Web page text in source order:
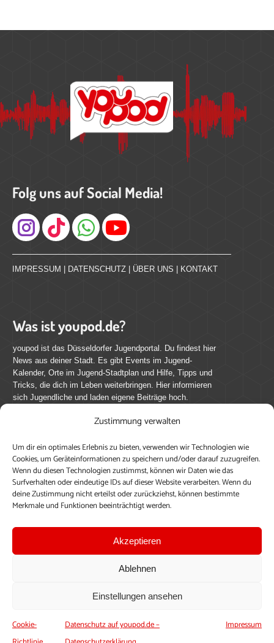
Zustimmung verwalten
Um dir ein optimales Erlebnis zu bieten, verwenden wir Technologien wie
Cookies, um Geräteinformationen zu speichern und/oder darauf zuzugreifen.
Wenn du diesen Technologien zustimmst, können wir Daten wie das
Surfverhalten oder eindeutige IDs auf dieser Website verarbeiten. Wenn du
deine Zustimmung nicht erteilst oder zurückziehst, können bestimmte
Merkmale und Funktionen beeinträchtigt werden.
Akzeptieren
Ablehnen
Einstellungen ansehen
Cookie-
Datenschutz auf youpod.de –
Impressum
Folg uns auf Social Media!
Instagram
IMPRESSUM DATENSCHUTZ ÜBER UNS KONTAKT
Was ist youpod.de?
youpod ist das Düsseldorfer Jugendportal. Du findest hier
News aus deiner Stadt. Es gibt Events im Jugend-
Kalender, Orte im Jugend-Stadtplan und Hilfe, Tipps und
Tricks, die dich im Leben weiterbringen. Hier informieren
sich Jugendliche und laden eigene Beiträge hoch.
Mach mit bei youpod.de!
youpod.de lebt von Menschen wie dir. Sammel
journalistische Erfahrung, teile deine Perspektive und
veröffentliche deine Beiträge auf youpod.de.Du musst
dich anmelden, um alle Funktionen nutzen zu können, ein
Profil anzulegen, eigene Beiträge hochzuladen und zu
Einloggen